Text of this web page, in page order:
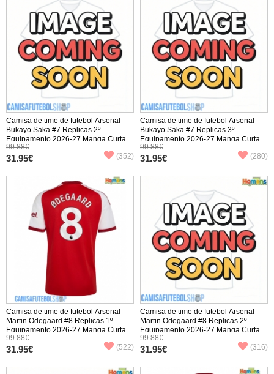
Camisa de time de futebol Arsenal
Bukayo Saka #7 Replicas 2º
Equipamento 2026-27 Manga Curta
99.88€
31.95€ (352)
Camisa de time de futebol Arsenal
Bukayo Saka #7 Replicas 3º
Equipamento 2026-27 Manga Curta
99.88€
31.95€ (280)
Camisa de time de futebol Arsenal
Martin Odegaard #8 Replicas 1º
Equipamento 2026-27 Manga Curta
99.88€
31.95€ (522)
Camisa de time de futebol Arsenal
Martin Odegaard #8 Replicas 2º
Equipamento 2026-27 Manga Curta
99.88€
31.95€ (316)